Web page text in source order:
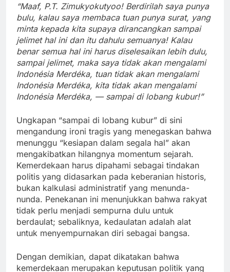
“Maaf, P.T. Zimukyokutyoo! Berdirilah saya punya
bulu, kalau saya membaca tuan punya surat, yang
minta kepada kita supaya dirancangkan sampai
jelimet hal ini dan itu dahulu semuanya! Kalau
benar semua hal ini harus diselesaikan lebih dulu,
sampai jelimet, maka saya tidak akan mengalami
Indonésia Merdéka, tuan tidak akan mengalami
Indonésia Merdéka, kita tidak akan mengalami
Indonésia Merdéka, — sampai di lobang kubur!”
Ungkapan “sampai di lobang kubur” di sini
mengandung ironi tragis yang menegaskan bahwa
menunggu “kesiapan dalam segala hal” akan
mengakibatkan hilangnya momentum sejarah.
Kemerdekaan harus dipahami sebagai tindakan
politis yang didasarkan pada keberanian historis,
bukan kalkulasi administratif yang menunda-
nunda. Penekanan ini menunjukkan bahwa rakyat
tidak perlu menjadi sempurna dulu untuk
berdaulat; sebaliknya, kedaulatan adalah alat
untuk menyempurnakan diri sebagai bangsa.
Dengan demikian, dapat dikatakan bahwa
kemerdekaan merupakan keputusan politik yang